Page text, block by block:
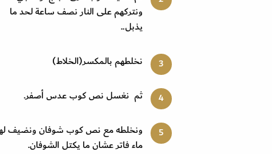
ونتركهم على النار نصف ساعة لحد ما
يذبل..
نخلطهم بالمكسر(الخلاط)
ثم نغسل نص كوب عدس أصفر.
ونخلطه مع نص كوب شوفان ونضيف
ماء فاتر عشان ما يكتل الشوفان.